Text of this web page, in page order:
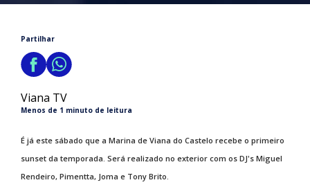
Partilhar
Viana TV
Menos de 1 minuto de leitura
É já este sábado que a Marina de Viana do Castelo recebe o primeiro
sunset da temporada. Será realizado no exterior com os DJ's Miguel
Rendeiro, Pimentta, Joma e Tony Brito.